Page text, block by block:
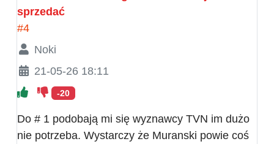
sprzedać
#4
Noki
21-05-26 18:11
-20
Do # 1 podobają mi się wyznawcy TVN im dużo
nie potrzeba. Wystarczy że Muranski powie coś